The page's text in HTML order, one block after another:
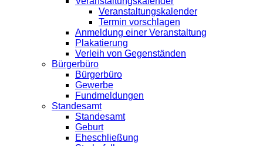
Veranstaltungskalender
Termin vorschlagen
Anmeldung einer Veranstaltung
Plakatierung
Verleih von Gegenständen
Bürgerbüro
Bürgerbüro
Gewerbe
Fundmeldungen
Standesamt
Standesamt
Geburt
Eheschließung